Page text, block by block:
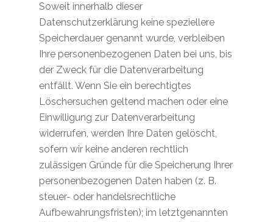
Soweit innerhalb dieser
Datenschutzerklärung keine speziellere
Speicherdauer genannt wurde, verbleiben
Ihre personenbezogenen Daten bei uns, bis
der Zweck für die Datenverarbeitung
entfällt. Wenn Sie ein berechtigtes
Löschersuchen geltend machen oder eine
Einwilligung zur Datenverarbeitung
widerrufen, werden Ihre Daten gelöscht,
sofern wir keine anderen rechtlich
zulässigen Gründe für die Speicherung Ihrer
personenbezogenen Daten haben (z. B.
steuer- oder handelsrechtliche
Aufbewahrungsfristen); im letztgenannten